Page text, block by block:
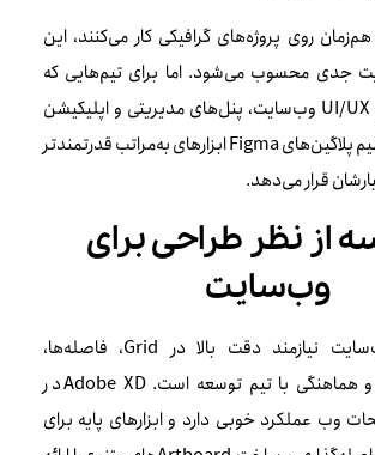
روی پروژه‌های گرافیکی کار می‌کنند، این
جدی محسوب می‌شود. اما برای تیم‌هایی که
تمرکز آنها طراحی UI/UX وب‌سایت، پنل‌های مدیریتی و اپلیکیشن
است، کتابخانه عظیم پلاگین‌های Figma ابزارهای به‌مراتب قدرتمندتر
قرار می‌دهد.
از نظر طراحی برای
وب‌سایت
طراحی برای وب‌سایت نیازمند دقت بالا در Grid، فاصله‌ها،
ریسپانسیو بودن و هماهنگی با تیم توسعه است. Adobe XD در
وب عملکرد خوبی دارد و ابزارهای پایه برای